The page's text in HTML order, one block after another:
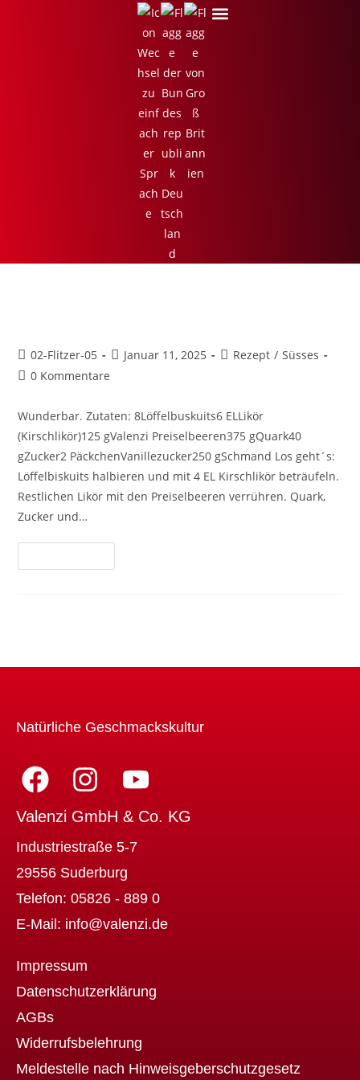
02-Flitzer-05 Januar 11, 2025 Rezept / Süsses
0 Kommentare
Wunderbar. Zutaten: 8Löffelbuskuits6 ELLikör
(Kirschlikör)125 gValenzi Preiselbeeren375 gQuark40
gZucker2 PäckchenVanillezucker250 gSchmand Los geht´s:
Löffelbiskuits halbieren und mit 4 EL Kirschlikör beträufeln.
Restlichen Likör mit den Preiselbeeren verrühren. Quark,
Zucker und…
Natürliche Geschmackskultur
Valenzi GmbH & Co. KG
Industriestraße 5-7
29556 Suderburg
Telefon: 05826 - 889 0
E-Mail: info@valenzi.de
Impressum
Datenschutzerklärung
AGBs
Widerrufsbelehrung
Meldestelle nach Hinweisgeberschutzgesetz